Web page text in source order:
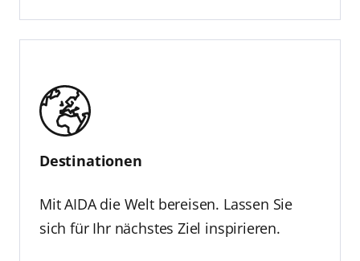
Destinationen
Mit AIDA die Welt bereisen. Lassen Sie
sich für Ihr nächstes Ziel inspirieren.